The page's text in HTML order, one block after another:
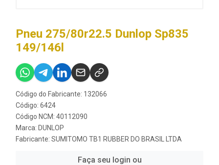
Pneu 275/80r22.5 Dunlop Sp835
149/146l
Código do Fabricante: 132066
Código: 6424
Código NCM: 40112090
Marca: DUNLOP
Fabricante: SUMITOMO TB1 RUBBER DO BRASIL LTDA
Faça seu login ou